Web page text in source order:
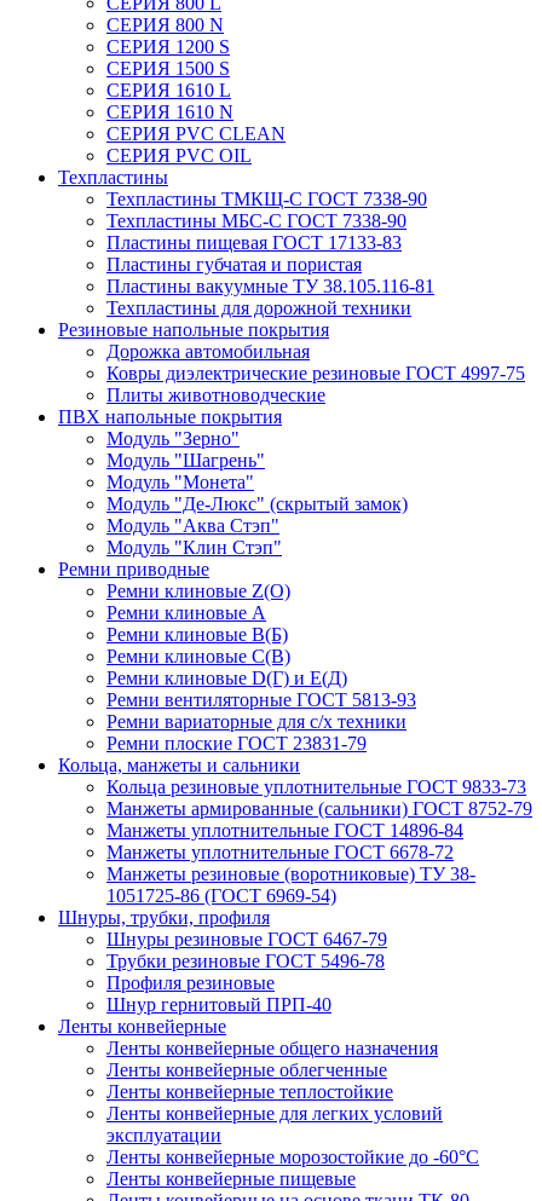
СЕРИЯ 800 N
СЕРИЯ 1200 S
СЕРИЯ 1500 S
СЕРИЯ 1610 L
СЕРИЯ 1610 N
СЕРИЯ PVC CLEAN
СЕРИЯ PVC OIL
Техпластины
Техпластины ТМКЩ-С ГОСТ 7338-90
Техпластины МБС-С ГОСТ 7338-90
Пластины пищевая ГОСТ 17133-83
Пластины губчатая и пористая
Пластины вакуумные ТУ 38.105.116-81
Техпластины для дорожной техники
Резиновые напольные покрытия
Дорожка автомобильная
Ковры диэлектрические резиновые ГОСТ 4997-75
Плиты животноводческие
ПВХ напольные покрытия
Модуль "Зерно"
Модуль "Шагрень"
Модуль "Монета"
Модуль "Де-Люкс" (скрытый замок)
Модуль "Аква Стэп"
Модуль "Клин Стэп"
Ремни приводные
Ремни клиновые Z(О)
Ремни клиновые А
Ремни клиновые В(Б)
Ремни клиновые С(В)
Ремни клиновые D(Г) и Е(Д)
Ремни вентиляторные ГОСТ 5813-93
Ремни вариаторные для с/х техники
Ремни плоские ГОСТ 23831-79
Кольца, манжеты и сальники
Кольца резиновые уплотнительные ГОСТ 9833-73
Манжеты армированные (сальники) ГОСТ 8752-79
Манжеты уплотнительные ГОСТ 14896-84
Манжеты уплотнительные ГОСТ 6678-72
Манжеты резиновые (воротниковые) ТУ 38-
1051725-86 (ГОСТ 6969-54)
Шнуры, трубки, профиля
Шнуры резиновые ГОСТ 6467-79
Трубки резиновые ГОСТ 5496-78
Профиля резиновые
Шнур гернитовый ПРП-40
Ленты конвейерные
Ленты конвейерные общего назначения
Ленты конвейерные облегченные
Ленты конвейерные теплостойкие
Ленты конвейерные для легких условий
эксплуатации
Ленты конвейерные морозостойкие до -60°С
Ленты конвейерные пищевые